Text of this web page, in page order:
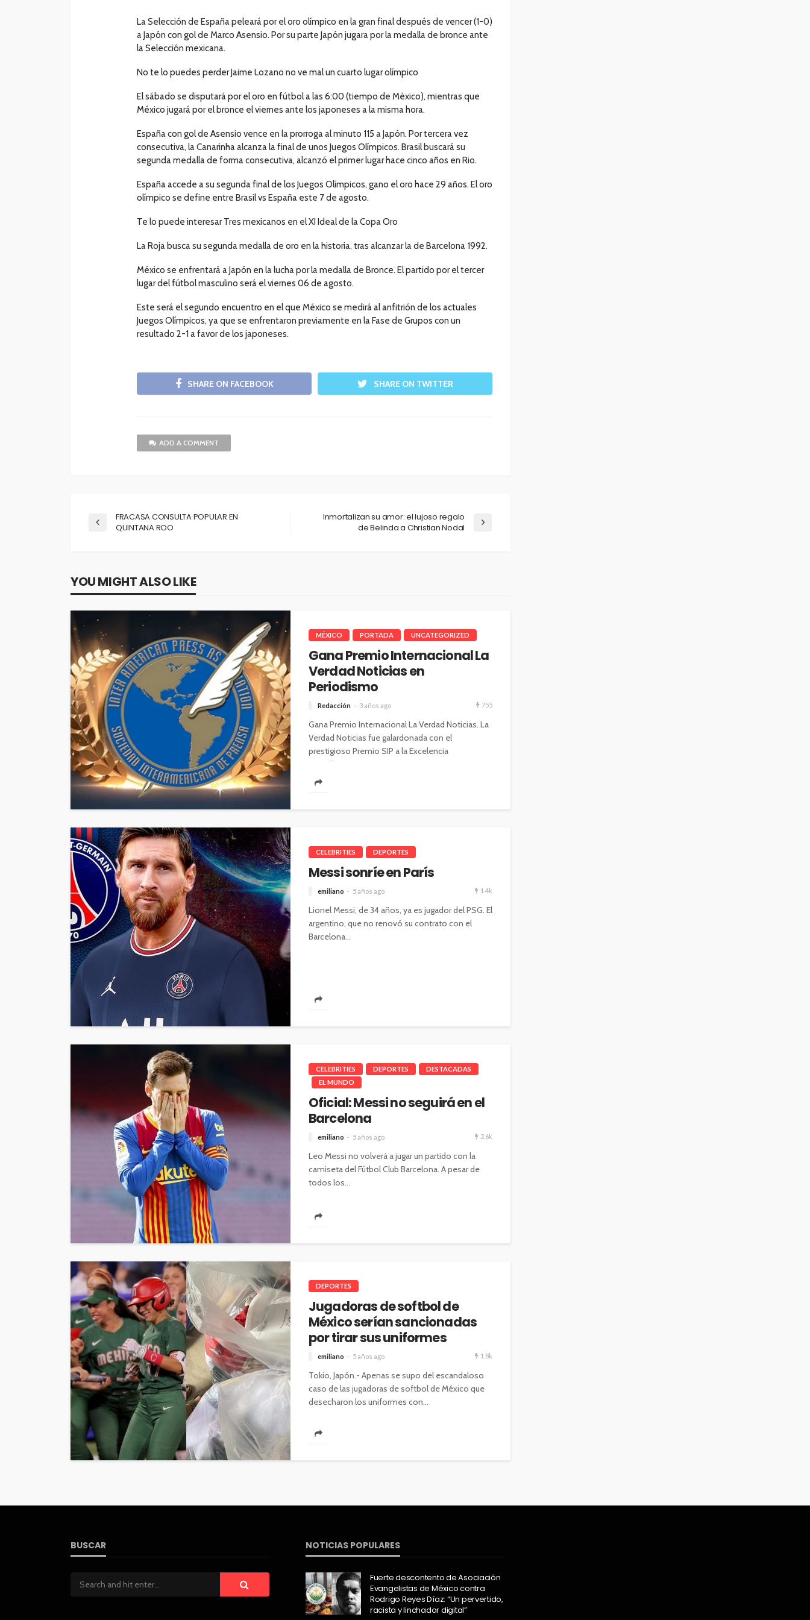
La Selección de España peleará por el oro olímpico en la gran final después de vencer (1-0)
a Japón con gol de Marco Asensio. Por su parte Japón jugara por la medalla de bronce ante
la Selección mexicana.
No te lo puedes perder Jaime Lozano no ve mal un cuarto lugar olímpico
El sábado se disputará por el oro en fútbol a las 6:00 (tiempo de México), mientras que
México jugará por el bronce el viernes ante los japoneses a la misma hora.
España con gol de Asensio vence en la prorroga al minuto 115 a Japón. Por tercera vez
consecutiva, la Canarinha alcanza la final de unos Juegos Olímpicos. Brasil buscará su
segunda medalla de forma consecutiva, alcanzó el primer lugar hace cinco años en Rio.
España accede a su segunda final de los Juegos Olímpicos, gano el oro hace 29 años. El oro
olímpico se define entre Brasil vs España este 7 de agosto.
Te lo puede interesar Tres mexicanos en el XI Ideal de la Copa Oro
La Roja busca su segunda medalla de oro en la historia, tras alcanzar la de Barcelona 1992.
México se enfrentará a Japón en la lucha por la medalla de Bronce. El partido por el tercer
lugar del fútbol masculino será el viernes 06 de agosto.
Este será el segundo encuentro en el que México se medirá al anfitrión de los actuales
Juegos Olímpicos, ya que se enfrentaron previamente en la Fase de Grupos con un
resultado 2-1 a favor de los japoneses.
SHARE ON FACEBOOK SHARE ON TWITTER
ADD A COMMENT
FRACASA CONSULTA POPULAR EN
QUINTANA ROO
Inmortalizan su amor: el lujoso regalo
de Belinda a Christian Nodal
YOU MIGHT ALSO LIKE
MÉXICO PORTADA UNCATEGORIZED
Gana Premio Internacional La
Verdad Noticias en
Periodismo
Redacción 3 años ago 755
Gana Premio Internacional La Verdad Noticias. La
Verdad Noticias fue galardonada con el
prestigioso Premio SIP a la Excelencia
Periodística...
CELEBRITIES DEPORTES
Messi sonríe en París
emiliano 5 años ago 1.4k
Lionel Messi, de 34 años, ya es jugador del PSG. El
argentino, que no renovó su contrato con el
Barcelona...
CELEBRITIES DEPORTES
DESTACADAS
EL MUNDO
Oficial: Messi no seguirá en el
Barcelona
emiliano 5 años ago 2.6k
Leo Messi no volverá a jugar un partido con la
camiseta del Fútbol Club Barcelona. A pesar de
todos los...
DEPORTES
Jugadoras de softbol de
México serían sancionadas
por tirar sus uniformes
emiliano 5 años ago 1.8k
Tokio, Japón.- Apenas se supo del escandaloso
caso de las jugadoras de softbol de México que
desecharon los uniformes con...
BUSCAR NOTICIAS POPULARES
Fuerte descontento de Asociación
Evangelistas de México contra
Rodrigo Reyes Díaz: “Un pervertido,
racista y linchador digital”